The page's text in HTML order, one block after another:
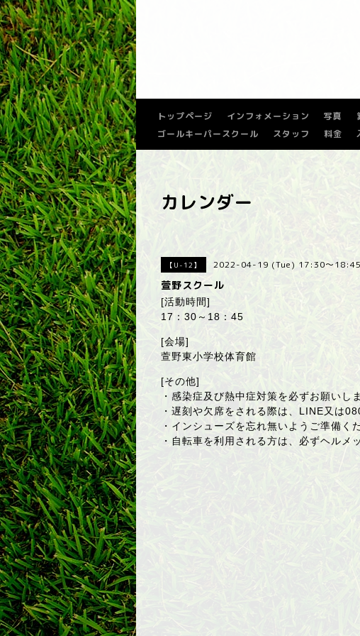
トップページ インフォメーション 写真
ゴールキーパースクール
スタッフ 料金
カレンダー
【U-12】 2022-04-19 (Tue) 17:30～18:45
萱野スクール
[活動時間]
17：30～18：45
[会場]
萱野東小学校体育館
[その他]
・感染症及び熱中症対策を必ずお願いし
・遅刻や欠席をされる際は、LINE又は
・インシューズを忘れ無いようご準備く
・自転車を利用される方は、必ずヘルメ